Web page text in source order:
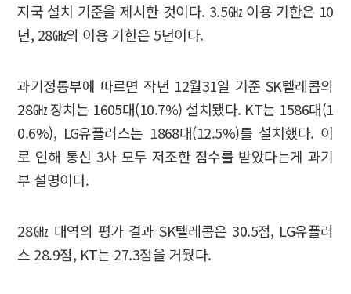
지국 설치 기준을 제시한 것이다. 3.5㎓ 이용 기한은 10
년, 28㎓의 이용 기한은 5년이다.
과기정통부에 따르면 작년 12월31일 기준 SK텔레콤의
28㎓ 장치는 1605대(10.7%) 설치됐다. KT는 1586대(1
0.6%), LG유플러스는 1868대(12.5%)를 설치했다. 이
로 인해 통신 3사 모두 저조한 점수를 받았다는게 과기
부 설명이다.
28㎓ 대역의 평가 결과 SK텔레콤은 30.5점, LG유플러
스 28.9점, KT는 27.3점을 거뒀다.